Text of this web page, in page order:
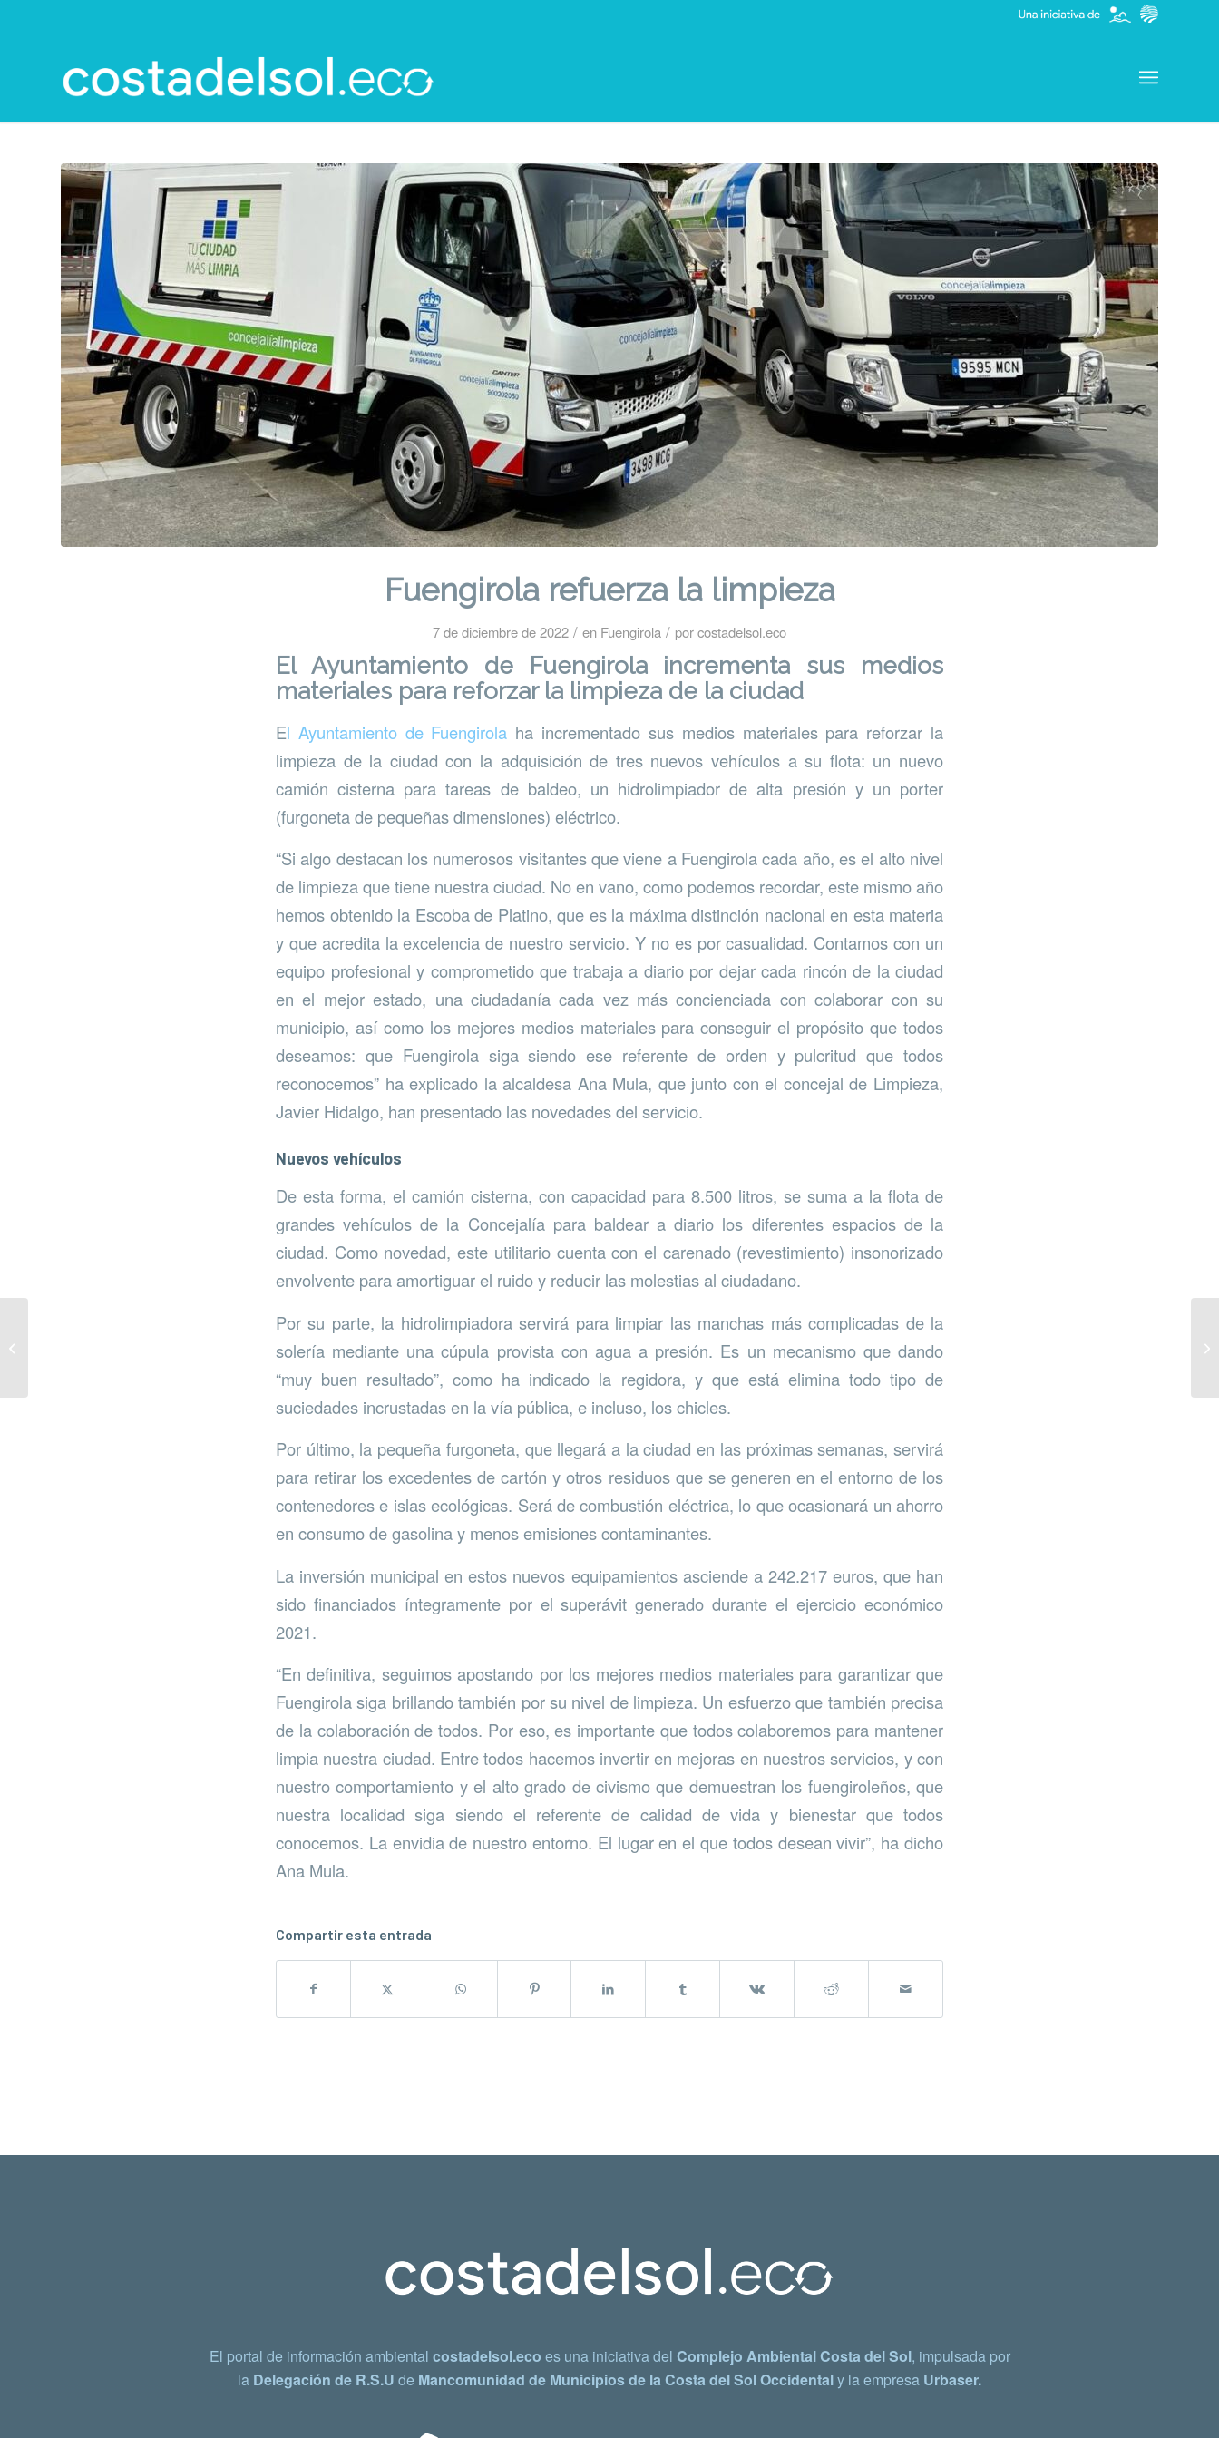
Fuengirola refuerza la limpieza
7 de diciembre de 2022 / en Fuengirola / porcostadelsol.eco
El Ayuntamiento de Fuengirola incrementa sus medios
materiales para reforzar la limpieza de la ciudad
El Ayuntamiento de Fuengirola ha incrementado sus medios materiales para reforzar la
limpieza de la ciudad con la adquisición de tres nuevos vehículos a su flota: un nuevo
camión cisterna para tareas de baldeo, un hidrolimpiador de alta presión y un porter
(furgoneta de pequeñas dimensiones) eléctrico.
“Si algo destacan los numerosos visitantes que viene a Fuengirola cada año, es el alto nivel
de limpieza que tiene nuestra ciudad. No en vano, como podemos recordar, este mismo año
hemos obtenido la Escoba de Platino, que es la máxima distinción nacional en esta materia
y que acredita la excelencia de nuestro servicio. Y no es por casualidad. Contamos con un
equipo profesional y comprometido que trabaja a diario por dejar cada rincón de la ciudad
en el mejor estado, una ciudadanía cada vez más concienciada con colaborar con su
municipio, así como los mejores medios materiales para conseguir el propósito que todos
deseamos: que Fuengirola siga siendo ese referente de orden y pulcritud que todos
reconocemos” ha explicado la alcaldesa Ana Mula, que junto con el concejal de Limpieza,
Javier Hidalgo, han presentado las novedades del servicio.
Nuevos vehículos
De esta forma, el camión cisterna, con capacidad para 8.500 litros, se suma a la flota de
grandes vehículos de la Concejalía para baldear a diario los diferentes espacios de la
ciudad. Como novedad, este utilitario cuenta con el carenado (revestimiento) insonorizado
envolvente para amortiguar el ruido y reducir las molestias al ciudadano.
Por su parte, la hidrolimpiadora servirá para limpiar las manchas más complicadas de la
solería mediante una cúpula provista con agua a presión. Es un mecanismo que dando
“muy buen resultado”, como ha indicado la regidora, y que está elimina todo tipo de
suciedades incrustadas en la vía pública, e incluso, los chicles.
Por último, la pequeña furgoneta, que llegará a la ciudad en las próximas semanas, servirá
para retirar los excedentes de cartón y otros residuos que se generen en el entorno de los
contenedores e islas ecológicas. Será de combustión eléctrica, lo que ocasionará un ahorro
en consumo de gasolina y menos emisiones contaminantes.
La inversión municipal en estos nuevos equipamientos asciende a 242.217 euros, que han
sido financiados íntegramente por el superávit generado durante el ejercicio económico
2021.
“En definitiva, seguimos apostando por los mejores medios materiales para garantizar que
Fuengirola siga brillando también por su nivel de limpieza. Un esfuerzo que también precisa
de la colaboración de todos. Por eso, es importante que todos colaboremos para mantener
limpia nuestra ciudad. Entre todos hacemos invertir en mejoras en nuestros servicios, y con
nuestro comportamiento y el alto grado de civismo que demuestran los fuengiroleños, que
nuestra localidad siga siendo el referente de calidad de vida y bienestar que todos
conocemos. La envidia de nuestro entorno. El lugar en el que todos desean vivir”, ha dicho
Ana Mula.
Compartir esta entrada
El portal de información ambiental costadelsol.eco es una iniciativa del Complejo Ambiental Costa del Sol, impulsada por
la Delegación de R.S.U de Mancomunidad de Municipios de la Costa del Sol Occidentaly la empresa Urbaser.